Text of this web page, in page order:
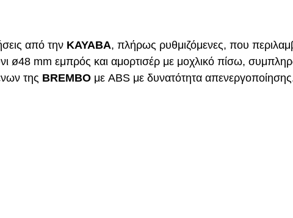
από την KAYABA, πλήρως ρυθμιζόμενες, που
ø48 mm εμπρός και αμορτισέρ με μοχλικό πίσω,
της BREMBO με ABS με δυνατότητα